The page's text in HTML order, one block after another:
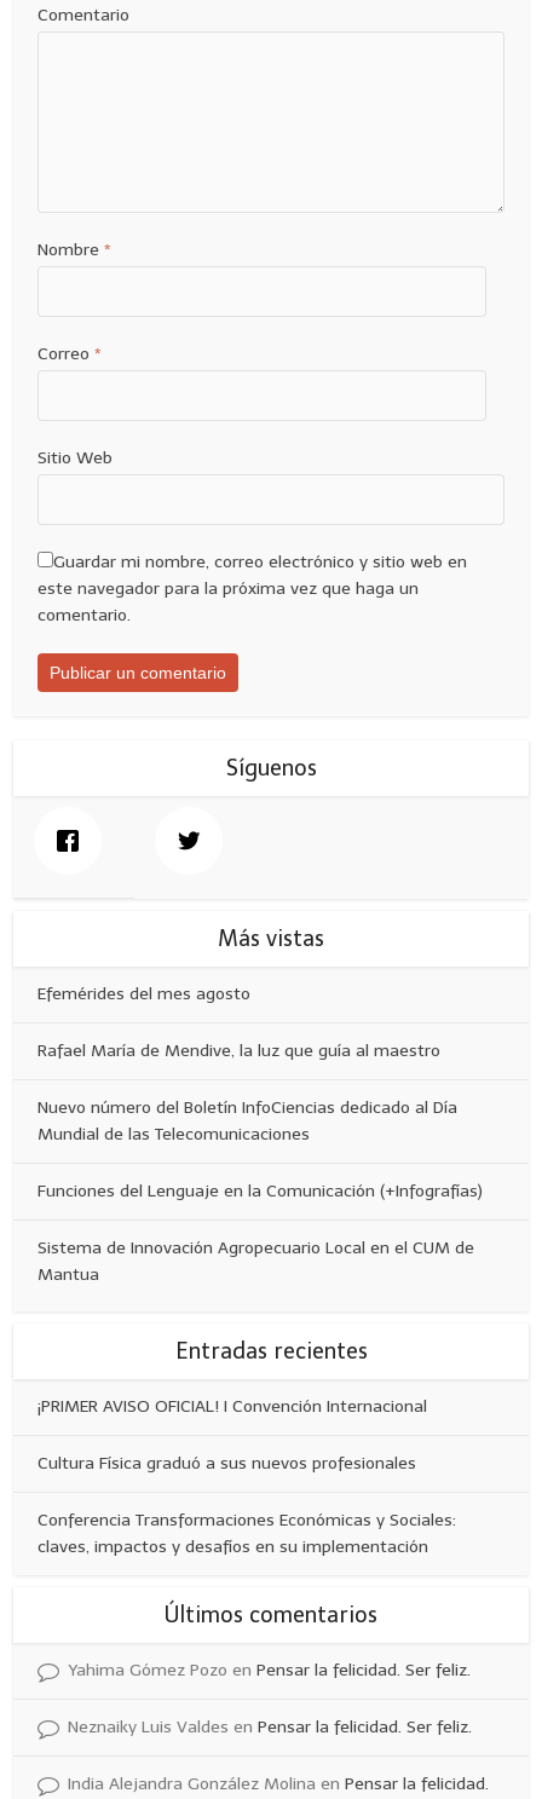
Comentario
Nombre *
Correo *
Sitio Web
Guardar mi nombre, correo electrónico y sitio web en
este navegador para la próxima vez que haga un
comentario.
Síguenos
Más vistas
Efemérides del mes agosto
Rafael María de Mendive, la luz que guía al maestro
Nuevo número del Boletín InfoCiencias dedicado al Día
Mundial de las Telecomunicaciones
Funciones del Lenguaje en la Comunicación (+Infografías)
Sistema de Innovación Agropecuario Local en el CUM de
Mantua
Entradas recientes
¡PRIMER AVISO OFICIAL! I Convención Internacional
Cultura Física graduó a sus nuevos profesionales
Conferencia Transformaciones Económicas y Sociales:
claves, impactos y desafíos en su implementación
Últimos comentarios
Yahima Gómez Pozo enPensar la felicidad. Ser feliz.
Neznaiky Luis Valdes enPensar la felicidad. Ser feliz.
India Alejandra González Molina enPensar la felicidad.